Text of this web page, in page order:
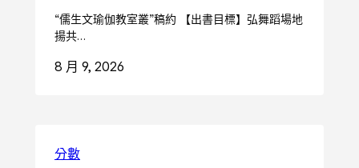
“儒生文瑜伽教室叢”稿約 【出書目標】弘舞蹈場地
揚共…
8 月 9, 2026
分數